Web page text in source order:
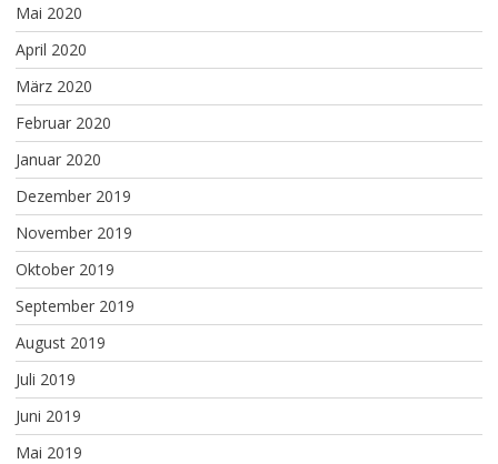
Mai 2020
April 2020
März 2020
Februar 2020
Januar 2020
Dezember 2019
November 2019
Oktober 2019
September 2019
August 2019
Juli 2019
Juni 2019
Mai 2019